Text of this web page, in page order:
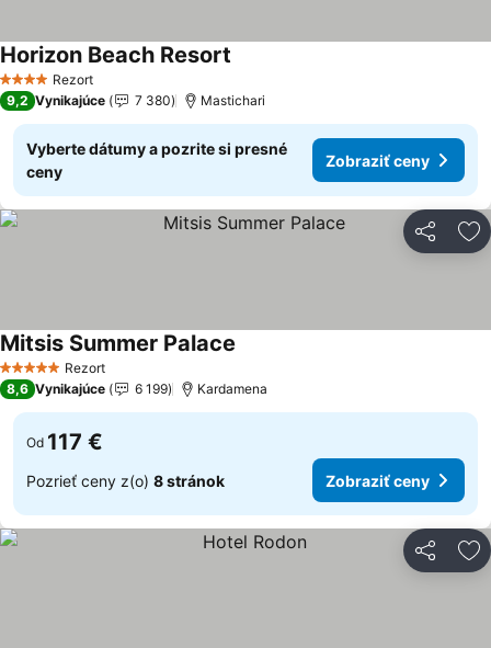
4 Počet hviezdičiek
Rezort
Horizon Beach Resort
9,2 Vynikajúce 7 380 Mastichari
Vyberte dátumy a pozrite si presné
ceny
Zobraziť ceny
Zdieľať
5 Počet hviezdičiek
Rezort
Mitsis Summer Palace
8,6 Vynikajúce 6 199 Kardamena
Od 117 €
Pozrieť ceny z(o) 8 stránok Zobraziť ceny
Zdieľať